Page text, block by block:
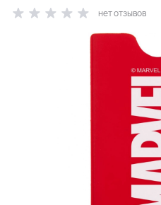
нет отзывов